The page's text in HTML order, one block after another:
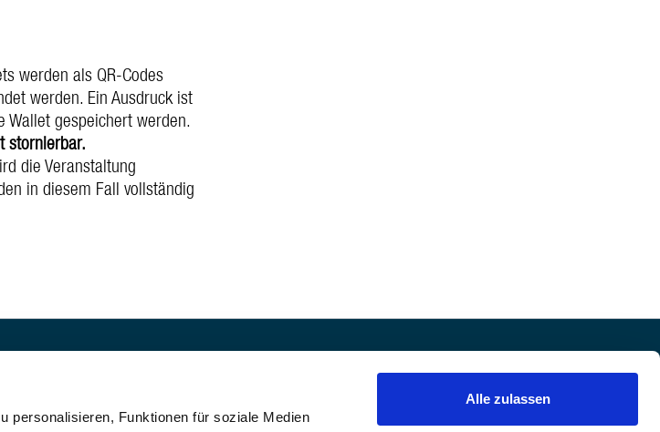
personalisieren, Funktionen für soziale Medien
Alle zulassen
werden als QR-Codes
werden. Ein Ausdruck ist
Wallet gespeichert werden.
stornierbar.
die Veranstaltung
in diesem Fall vollständig